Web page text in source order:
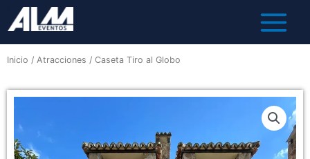
Inicio / Atracciones / Caseta Tiro al Globo